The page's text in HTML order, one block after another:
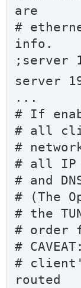
are
#
info.
;server
server
...
# If
# all
#
# all IP
# and
# (The
# the
# order
#
#
routed